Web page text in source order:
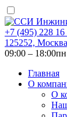
+7 (495) 228 16
125252,
09:00 ‒ 18:00
Главная
О
О